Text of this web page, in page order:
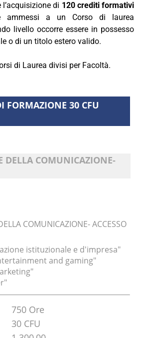
di 120 crediti formativi
ammessi a un Corso di laurea
livello occorre essere in possesso
o di un titolo estero valido.
di Laurea divisi per Facoltà.